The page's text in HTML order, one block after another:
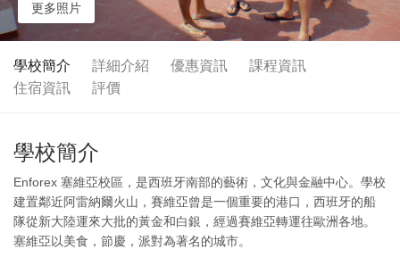
更多照片
學校簡介 詳細介紹 優惠資訊
課程資訊
住宿資訊
評價
學校簡介
Enforex 塞維亞校區，是西班牙南部的藝術，文化與金融中心。學校
建置鄰近阿雷納爾火山，賽維亞曾是一個重要的港口，西班牙的船
隊從新大陸運來大批的黃金和白銀，經過賽維亞轉運往歐洲各地。
塞維亞以美食，節慶，派對為著名的城市。